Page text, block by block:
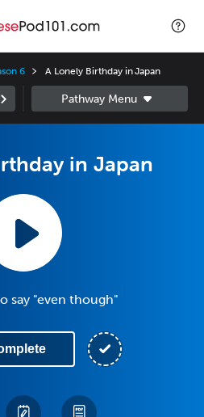
6 A Lonely Birthday in Japan
in Japan
say "even though"